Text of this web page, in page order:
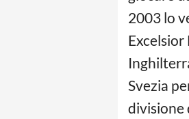
2003 lo
Svezia
divisione